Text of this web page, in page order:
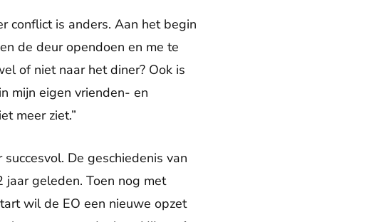
conflict is anders. Aan het begin
de deur opendoen en me te
of niet naar het diner? Ook is
mijn eigen vrienden- en
meer ziet.”
De geschiedenis van
geleden. Toen nog met
wil de EO een nieuwe opzet